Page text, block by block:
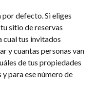
por defecto. Si eliges
sitio de reservas
cual tus invitados
y cuantas personas van
de tus propiedades
para ese número de